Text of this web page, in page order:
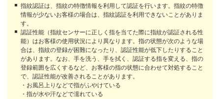
指紋認証は、指紋の特徴情報を利用して認証を行います。指紋の特徴
情報が少ないお客様の場合は、指紋認証を利用できないことがありま
す。
認証性能（指紋センサーに正しく指を当てた際に指紋が認証される性
能）はお客様の使用状況により異なります。指の状態が次のような場
合は、指紋の登録が困難になったり、認証性能が低下したりすること
があります。なお、手を洗う、手を拭く、認証する指を変える、指の
登録範囲を広くするなど、お客様の指の状態に合わせて対処すること
で、認証性能が改善されることがあります。
・お風呂上りなどで指がふやけている
・指が水や汗などで濡れている